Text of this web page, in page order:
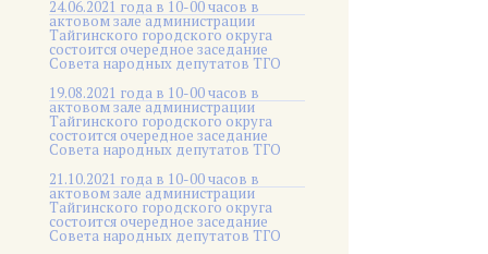
24.06.2021 года в 10-00 часов в
актовом зале администрации
Тайгинского городского округа
состоится очередное заседание
Совета народных депутатов ТГО
19.08.2021 года в 10-00 часов в
актовом зале администрации
Тайгинского городского округа
состоится очередное заседание
Совета народных депутатов ТГО
21.10.2021 года в 10-00 часов в
актовом зале администрации
Тайгинского городского округа
состоится очередное заседание
Совета народных депутатов ТГО